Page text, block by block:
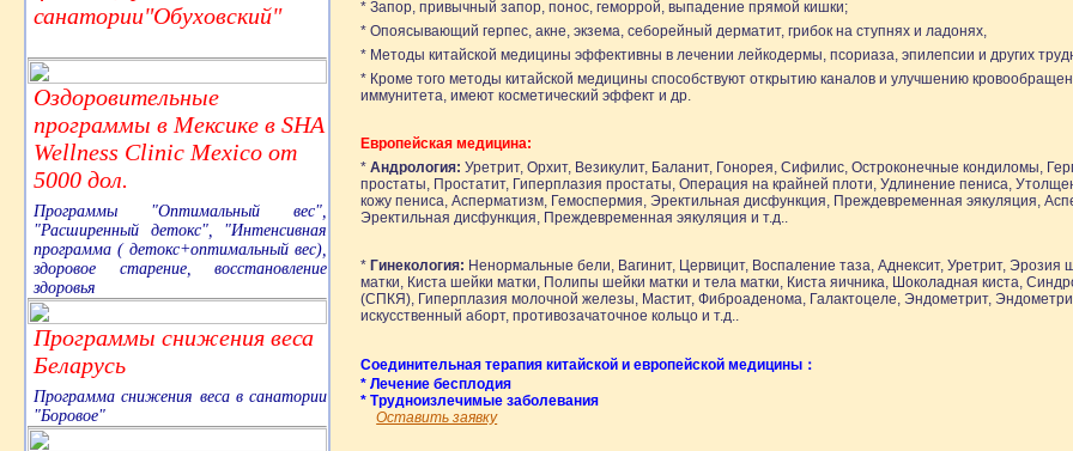
санатории"Обуховский"
Оздоровительные
программы в Мексике в SHA
Wellness Clinic Mexico от
5000 дол.
Программы "Оптимальный вес",
"Расширенный детокс", "Интенсивная
программа ( детокс+оптимальный вес),
здоровое старение, восстановление
здоровья
Программы снижения веса
Беларусь
Программа снижения веса в санатории
"Боровое"
* Запор, привычный запор, понос, геморрой, выпадение прямой кишки;
* Опоясывающий герпес, акне, экзема, себорейный дерматит, грибок на ступнях и ладонях,
* Методы китайской медицины эффективны в лечении лейкодермы, псориаза, эпилепсии и других
* Кроме того методы китайской медицины способствуют открытию каналов и улучшению
иммунитета, имеют косметический эффект и др.
Европейская медицина:
* Андрология: Уретрит, Орхит, Везикулит, Баланит, Гонорея, Сифилис, Остроконечные кондиломы,
простаты, Простатит, Гиперплазия простаты, Операция на крайней плоти, Удлинение пениса,
кожу пениса, Асперматизм, Гемоспермия, Эректильная дисфункция, Преждевременная эякуляция,
Эректильная дисфункция, Преждевременная эякуляция и т.д..
* Гинекология: Ненормальные бели, Вагинит, Цервицит, Воспаление таза, Аднексит, Уретрит,
матки, Киста шейки матки, Полипы шейки матки и тела матки, Киста яичника, Шоколадная киста,
(СПКЯ), Гиперплазия молочной железы, Мастит, Фиброаденома, Галактоцеле, Эндометрит,
искусственный аборт, противозачаточное кольцо и т.д..
Соединительная терапия китайской и европейской медицины：
* Лечение бесплодия
* Трудноизлечимые заболевания
Оставить заявку